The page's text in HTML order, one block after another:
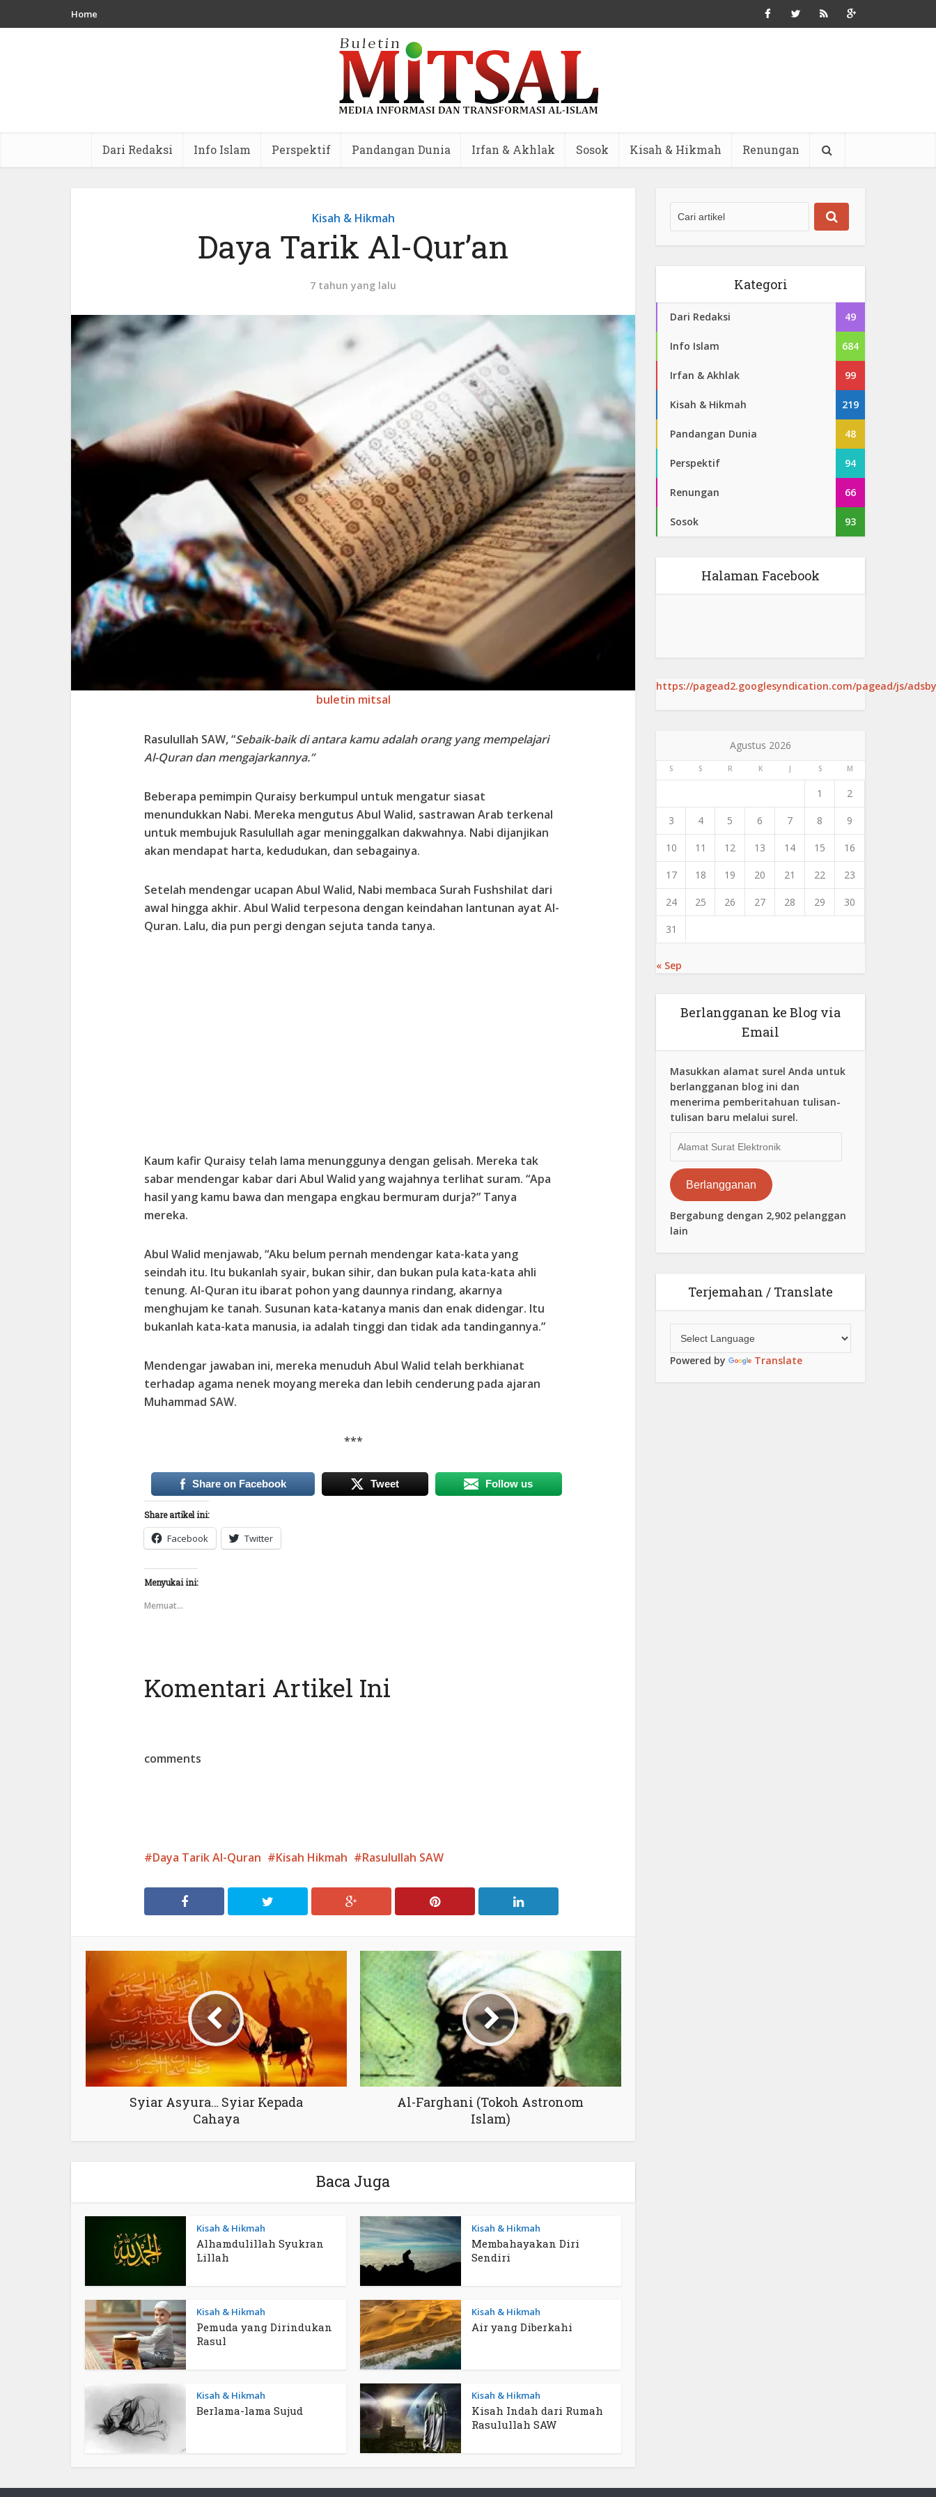
Home
Dari Redaksi Info Islam Perspektif Pandangan Dunia Irfan & Akhlak Sosok Kisah & Hikmah Renungan
Kisah & Hikmah
Daya Tarik Al-Qur’an
7 tahun yang lalu
buletin mitsal
Rasulullah SAW, “Sebaik-baik di antara kamu adalah orang yang mempelajari
Al-Quran dan mengajarkannya.”
Beberapa pemimpin Quraisy berkumpul untuk mengatur siasat
menundukkan Nabi. Mereka mengutus Abul Walid, sastrawan Arab terkenal
untuk membujuk Rasulullah agar meninggalkan dakwahnya. Nabi dijanjikan
akan mendapat harta, kedudukan, dan sebagainya.
Setelah mendengar ucapan Abul Walid, Nabi membaca Surah Fushshilat dari
awal hingga akhir. Abul Walid terpesona dengan keindahan lantunan ayat Al-
Quran. Lalu, dia pun pergi dengan sejuta tanda tanya.
Kaum kafir Quraisy telah lama menunggunya dengan gelisah. Mereka tak
sabar mendengar kabar dari Abul Walid yang wajahnya terlihat suram. “Apa
hasil yang kamu bawa dan mengapa engkau bermuram durja?” Tanya
mereka.
Abul Walid menjawab, “Aku belum pernah mendengar kata-kata yang
seindah itu. Itu bukanlah syair, bukan sihir, dan bukan pula kata-kata ahli
tenung. Al-Quran itu ibarat pohon yang daunnya rindang, akarnya
menghujam ke tanah. Susunan kata-katanya manis dan enak didengar. Itu
bukanlah kata-kata manusia, ia adalah tinggi dan tidak ada tandingannya.”
Mendengar jawaban ini, mereka menuduh Abul Walid telah berkhianat
terhadap agama nenek moyang mereka dan lebih cenderung pada ajaran
Muhammad SAW.
***
Share on Facebook Tweet Follow us
Share artikel ini:
Facebook Twitter
Menyukai ini:
Memuat...
Komentari Artikel Ini
comments
Daya Tarik Al-Quran Kisah Hikmah Rasulullah SAW
Syiar Asyura… Syiar Kepada
Cahaya
Al-Farghani (Tokoh Astronom
Islam)
Baca Juga
Kisah & Hikmah
Alhamdulillah Syukran
Lillah
Kisah & Hikmah
Membahayakan Diri
Sendiri
Kisah & Hikmah
Pemuda yang Dirindukan
Rasul
Kisah & Hikmah
Air yang Diberkahi
Kisah & Hikmah
Berlama-lama Sujud
Kisah & Hikmah
Kisah Indah dari Rumah
Rasulullah SAW
Kategori
Dari Redaksi 49
Info Islam 684
Irfan & Akhlak 99
Kisah & Hikmah 219
Pandangan Dunia 48
Perspektif 94
Renungan 66
Sosok 93
Halaman Facebook
https://pagead2.googlesyndication.com/pagead/js/
Agustus 2026
S S R K J S M
1 2
3 4 5 6 7 8 9
10 11 12 13 14 15 16
17 18 19 20 21 22 23
24 25 26 27 28 29 30
31
« Sep
Berlangganan ke Blog via
Email
Masukkan alamat surel Anda untuk
berlangganan blog ini dan
menerima pemberitahuan tulisan-
tulisan baru melalui surel.
Surat
Elektronik
Berlangganan
Bergabung dengan 2,902 pelanggan
lain
Terjemahan / Translate
Powered by Translate